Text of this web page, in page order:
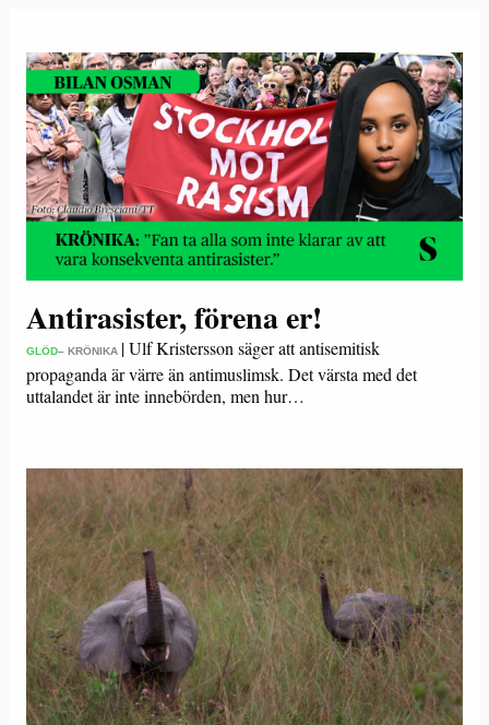
Antirasister, förena er!
GLÖD– KRÖNIKA |Ulf Kristersson säger att antisemitisk
propaganda är värre än antimuslimsk. Det värsta med det
uttalandet är inte innebörden, men hur…